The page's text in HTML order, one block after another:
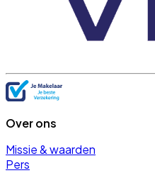
Over ons
Missie & waarden
Pers